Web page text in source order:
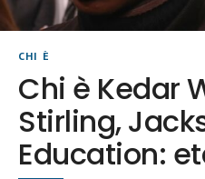
CHI È
Chi è Kedar
Stirling,
Education: